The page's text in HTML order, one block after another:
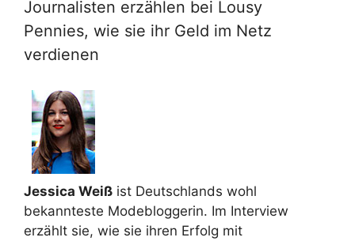
Journalisten erzählen bei Lousy
Pennies, wie sie ihr Geld im Netz
verdienen
Jessica Weiß ist Deutschlands wohl
bekannteste Modebloggerin. Im Interview
erzählt sie, wie sie ihren Erfolg mit